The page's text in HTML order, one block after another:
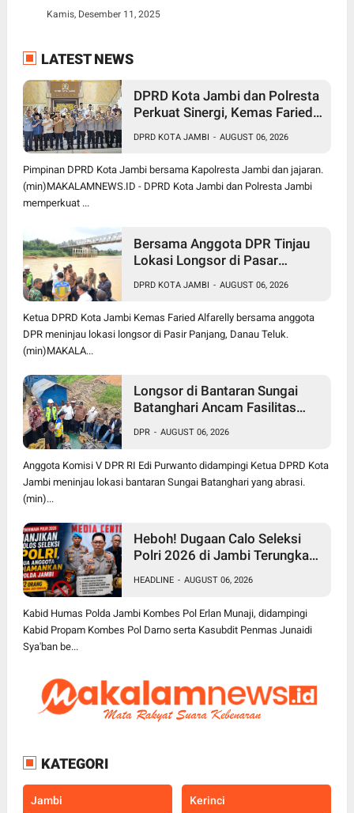
Kamis, Desember 11, 2025
LATEST NEWS
DPRD Kota Jambi dan Polresta
Perkuat Sinergi, Kemas Faried:
Bersama
DPRD KOTA JAMBI - AUGUST 06, 2026
Pimpinan DPRD Kota Jambi bersama Kapolresta Jambi dan jajaran.
(min)MAKALAMNEWS.ID - DPRD Kota Jambi dan Polresta Jambi
memperkuat ...
Bersama Anggota DPR Tinjau
Lokasi Longsor di Pasar
Jambi Dorong Pusat Bangun
Turap Sungai Batanghari
DPRD KOTA JAMBI - AUGUST 06, 2026
Ketua DPRD Kota Jambi Kemas Faried Alfarelly bersama anggota
DPR meninjau lokasi longsor di Pasir Panjang, Danau Teluk.
(min)MAKALA...
Longsor di Bantaran Sungai
Batanghari Ancam Fasilitas
Purwanto Siap Perjuangkan
Pembangunan Turap
DPR - AUGUST 06, 2026
Anggota Komisi V DPR RI Edi Purwanto didampingi Ketua DPRD Kota
Jambi meninjau lokasi bantaran Sungai Batanghari yang abrasi.
(min)...
Heboh! Dugaan Calo Seleksi
Polri 2026 di Jambi Terungkap,
Anggota Diamankan
HEADLINE - AUGUST 06, 2026
Kabid Humas Polda Jambi Kombes Pol Erlan Munaji, didampingi
Kabid Propam Kombes Pol Darno serta Kasubdit Penmas Junaidi
Sya'ban be...
KATEGORI
Jambi Kerinci